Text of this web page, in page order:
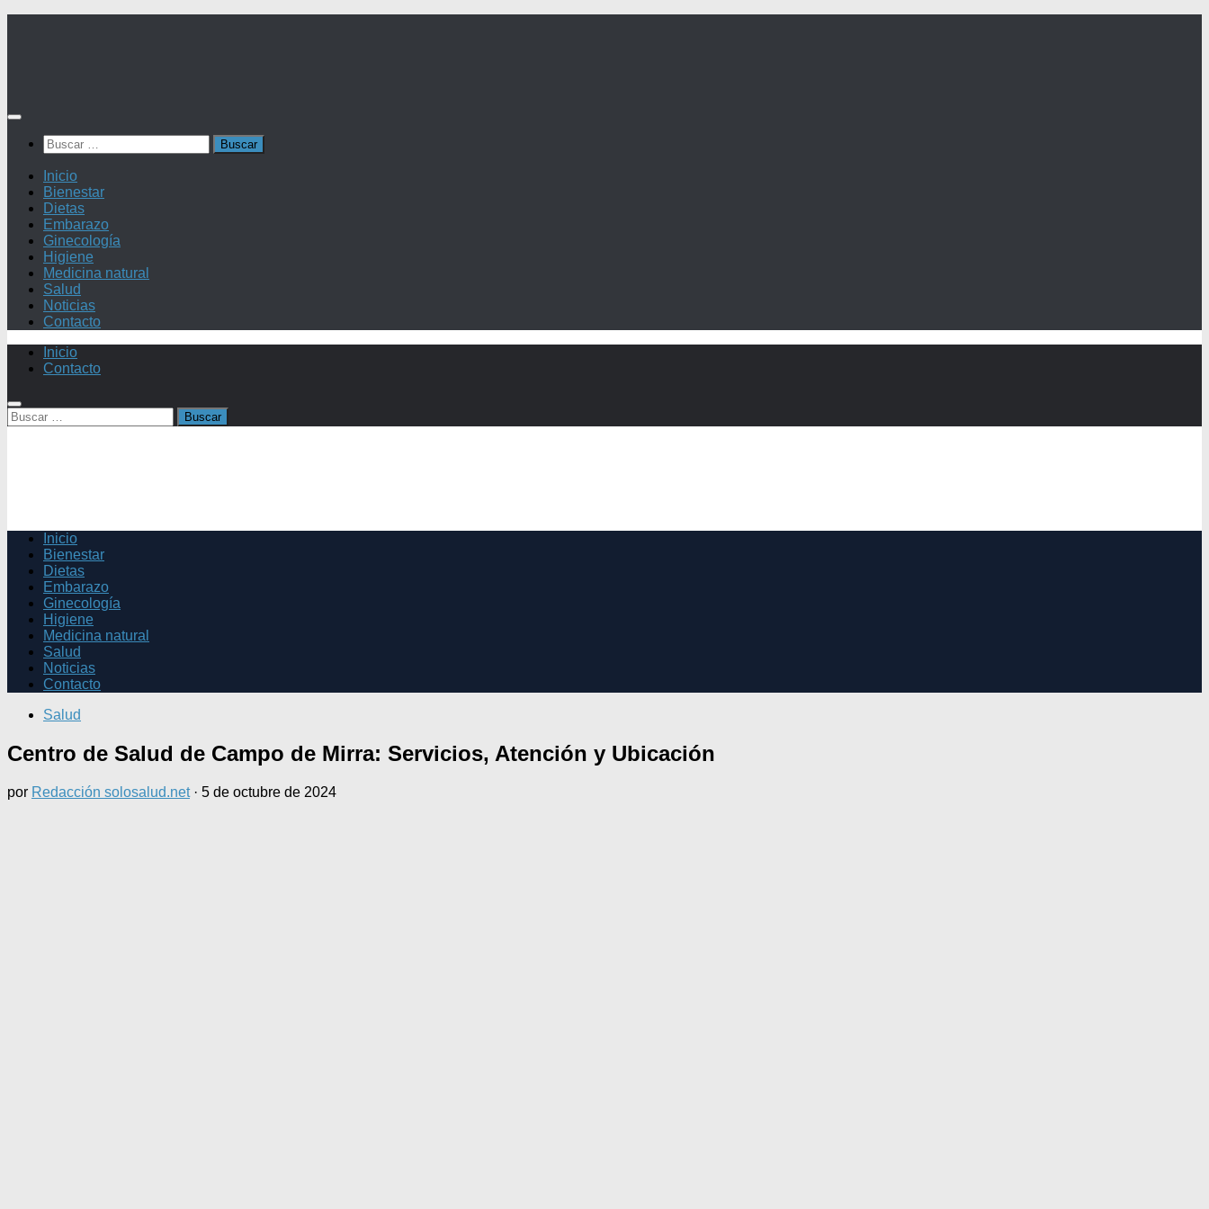
Buscar:
Inicio
Bienestar
Dietas
Embarazo
Ginecología
Higiene
Medicina natural
Salud
Noticias
Contacto
Inicio
Contacto
Buscar:
Inicio
Bienestar
Dietas
Embarazo
Ginecología
Higiene
Medicina natural
Salud
Noticias
Contacto
Salud
Centro de Salud de Campo de Mirra: Servicios, Atención y Ubicación
por Redacción solosalud.net · 5 de octubre de 2024